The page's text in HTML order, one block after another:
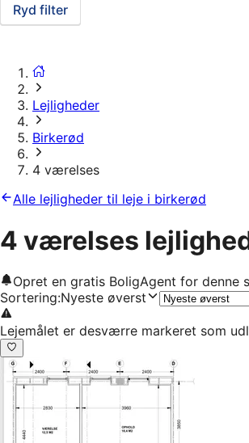
Ryd filter
Lejligheder
Birkerød
4 værelses
Alle lejligheder til leje i birkerød
4 værelses
Opret en gratis BoligAgent for denne
Sortering:Nyeste øverst
Lejemålet er desværre markeret som